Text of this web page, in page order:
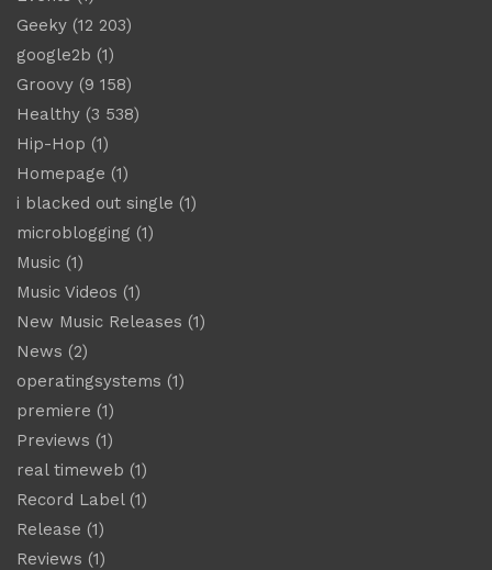
Geeky (12 203)
google2b (1)
Groovy (9 158)
Healthy (3 538)
Hip-Hop (1)
Homepage (1)
i blacked out single (1)
microblogging (1)
Music (1)
Music Videos (1)
New Music Releases (1)
News (2)
operatingsystems (1)
premiere (1)
Previews (1)
real timeweb (1)
Record Label(1)
Release (1)
Reviews (1)